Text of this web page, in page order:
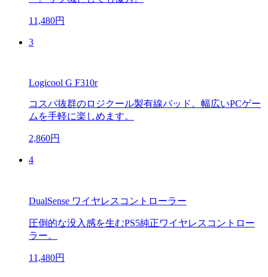
11,480円
3
Logicool G F310r
コスパ抜群のロジクール製有線パッド。幅広いPCゲー
ムを手軽に楽しめます。
2,860円
4
DualSense ワイヤレスコントローラー
圧倒的な没入感を生むPS5純正ワイヤレスコントロー
ラー。
11,480円